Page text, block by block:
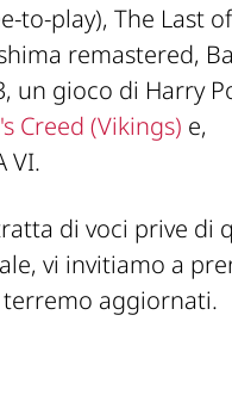
to-play), The Last
remastered,
un gioco di Harry
Creed (Vikings) e,
VI.
di voci prive di
vi invitiamo a
terremo aggiornati.